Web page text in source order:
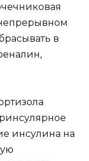
в
инсулина на